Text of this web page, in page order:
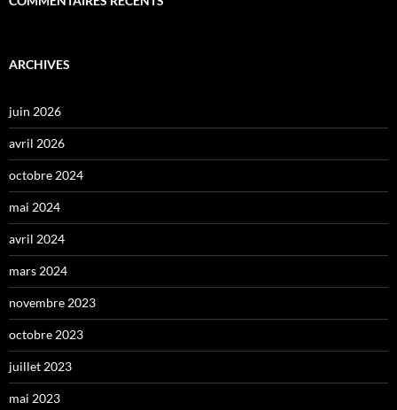
ARCHIVES
juin 2026
avril 2026
octobre 2024
mai 2024
avril 2024
mars 2024
novembre 2023
octobre 2023
juillet 2023
mai 2023